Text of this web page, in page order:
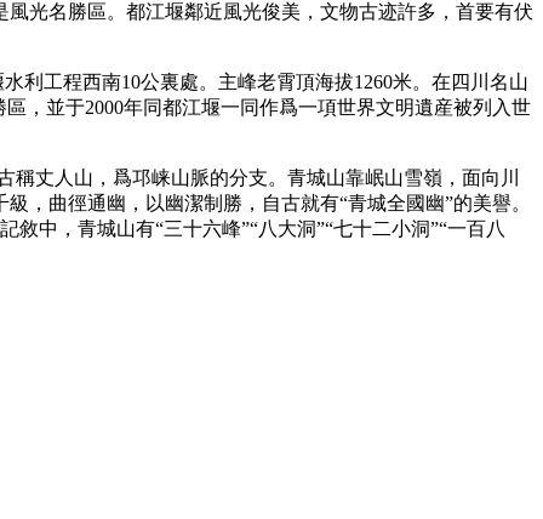
光名勝區。都江堰鄰近風光俊美，文物古迹許多，首要有伏
利工程西南10公裏處。主峰老霄頂海拔1260米。在四川名山
，並于2000年同都江堰一同作爲一項世界文明遺産被列入世
丈人山，爲邛崃山脈的分支。青城山靠岷山雪嶺，面向川
，曲徑通幽，以幽潔制勝，自古就有“青城全國幽”的美譽。
中，青城山有“三十六峰”“八大洞”“七十二小洞”“一百八